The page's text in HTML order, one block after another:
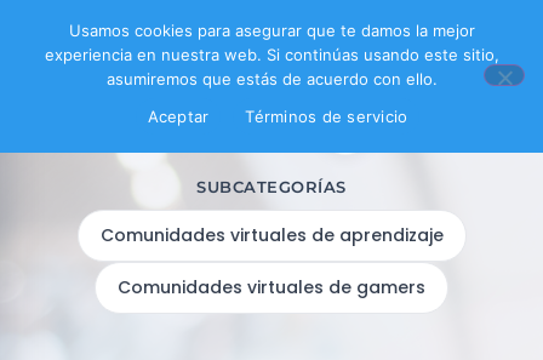
Filtrar productos
SUBCATEGORÍAS
Comunidades virtuales de aprendizaje
Comunidades virtuales de gamers
Usamos cookies para asegurar que te damos la mejor
experiencia en nuestra web. Si continúas usando este sitio,
asumiremos que estás de acuerdo con ello.
Aceptar
Términos de servicio